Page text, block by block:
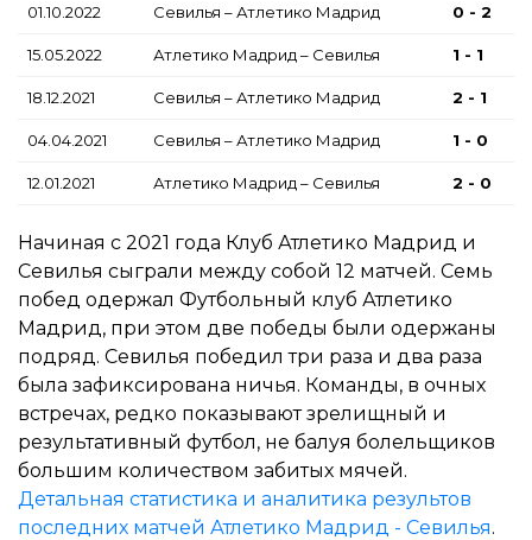
01.10.2022 Севилья – Атлетико Мадрид 0 - 2
15.05.2022 Атлетико Мадрид – Севилья 1 - 1
18.12.2021 Севилья – Атлетико Мадрид 2 - 1
04.04.2021 Севилья – Атлетико Мадрид 1 - 0
12.01.2021 Атлетико Мадрид – Севилья 2 - 0
Начиная с 2021 года Клуб Атлетико Мадрид и
Севилья сыграли между собой 12 матчей. Семь
побед одержал Футбольный клуб Атлетико
Мадрид, при этом две победы были одержаны
подряд. Севилья победил три раза и два раза
была зафиксирована ничья. Команды, в очных
встречах, редко показывают зрелищный и
результативный футбол, не балуя болельщиков
большим количеством забитых мячей.
Детальная статистика и аналитика результов
последних матчей Атлетико Мадрид - Севилья.